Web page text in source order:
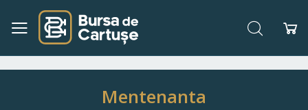
Navigați
Conținut
Căutare
Mentenanta